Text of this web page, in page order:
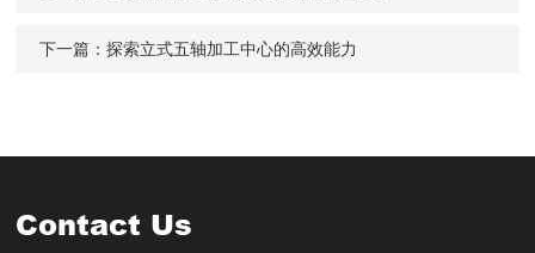
下一篇：探索立式五轴加工中心的高效能力
Contact Us